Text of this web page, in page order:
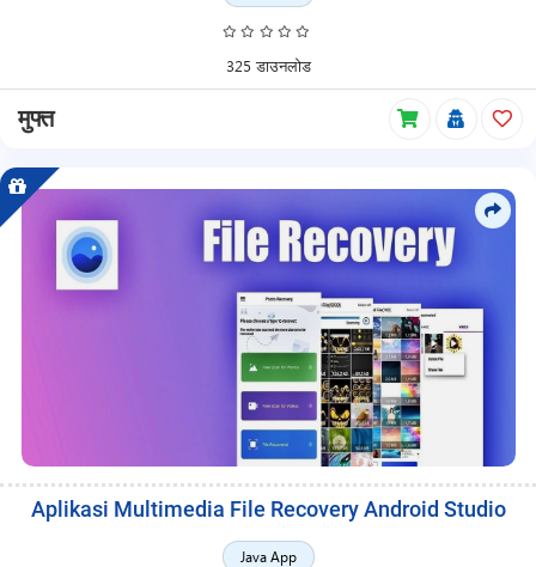
325 डाउनलोड
मुफ्त
Aplikasi Multimedia File Recovery Android Studio
Java App